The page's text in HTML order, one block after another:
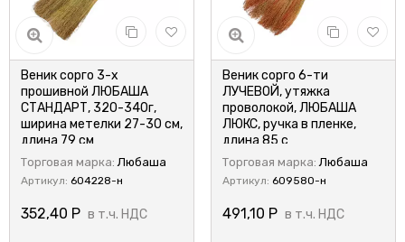
Веник сорго 3-х
прошивной ЛЮБАША
СТАНДАРТ, 320-340г,
ширина метелки 27-30 см,
длина 79 см
Торговая марка: Любаша
Артикул: 604228-н
352,40 Р в т.ч. НДС
Веник сорго 6-ти
ЛУЧЕВОЙ, утяжка
проволокой, ЛЮБАША
ЛЮКС, ручка в пленке,
длина 85 с
Торговая марка: Любаша
Артикул: 609580-н
491,10 Р в т.ч. НДС